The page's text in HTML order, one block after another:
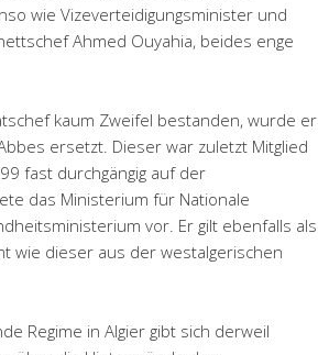
wie Vizeverteidigungsminister und
Ahmed Ouyahia, beides enge
kaum Zweifel bestanden, wurde er
ersetzt. Dieser war zuletzt Mitglied
fast durchgängig auf der
das Ministerium für Nationale
vor. Er gilt ebenfalls als
wie dieser aus der westalgerischen
Regime in Algier gibt sich derweil